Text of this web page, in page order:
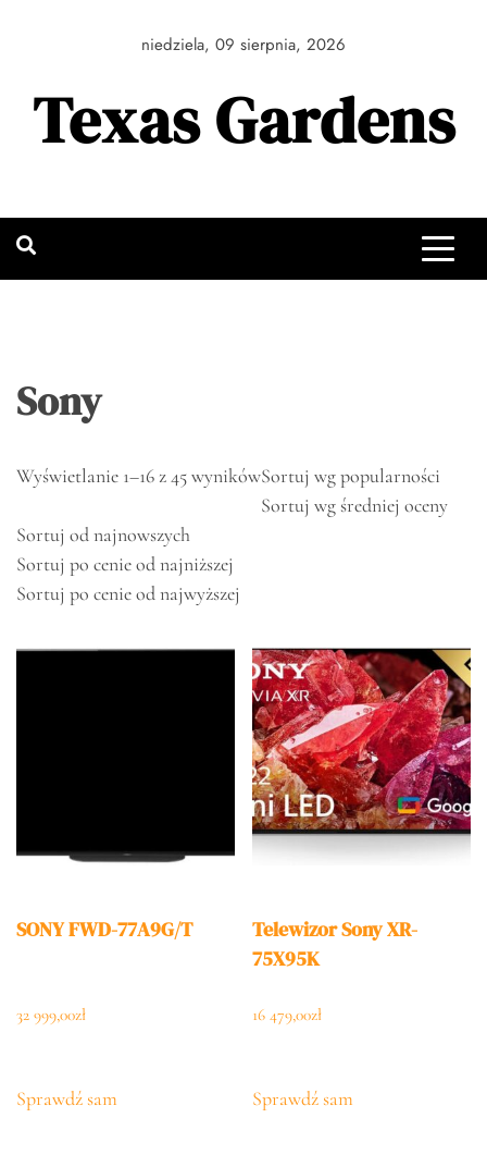
niedziela, 09 sierpnia, 2026
Texas Gardens
Sony
Wyświetlanie 1–16 z 45 wynikówSortuj wg popularności
Sortuj wg średniej oceny
Sortuj od najnowszych
Sortuj po cenie od najniższej
Sortuj po cenie od najwyższej
SONY FWD-77A9G/T
32 999,00zł
Sprawdź sam
Telewizor Sony XR-
75X95K
16 479,00zł
Sprawdź sam